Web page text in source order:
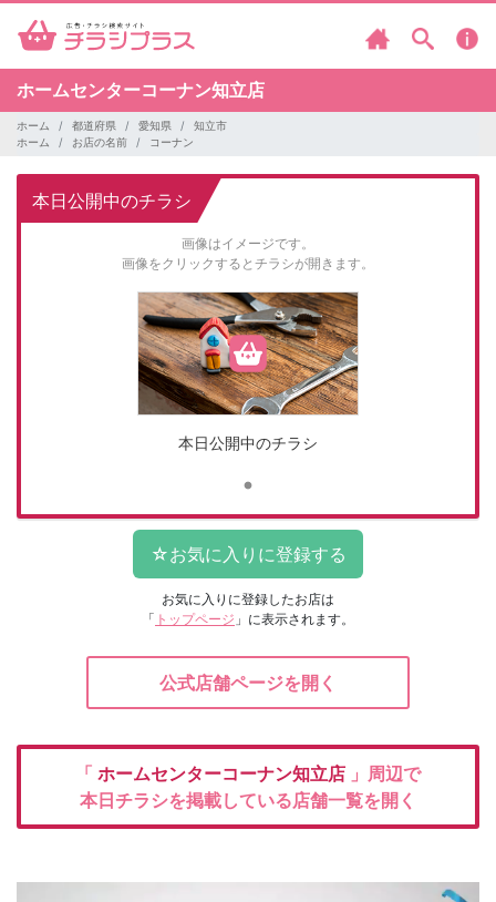
ホームセンターコーナン知立店
ホーム 都道府県 愛知県
知立市
ホーム
お店の名前 コーナン
本日公開中のチラシ
画像はイメージです。
画像をクリックするとチラシが開きます。
本日公開中のチラシ
お気に入りに登録したお店は
「 トップページ 」に表示されます。
公式店舗ページを開く
「 ホームセンターコーナン知立店 」周辺で
本日チラシを掲載している店舗一覧を開く